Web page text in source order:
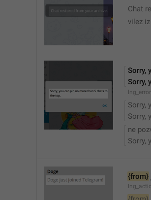
Chat
vilez
Sorry,
Sorry,
Sorry,
Sorry,
ne
Sorry,
{from}